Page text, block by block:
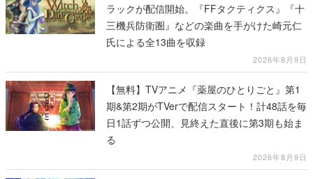
ラックが配信開始。『FFタクティクス』『十
三機兵防衛圏』などの楽曲を手がけた崎元仁
氏による全13曲を収録
2026年8月9日
【無料】TVアニメ『薬屋のひとりごと』第1
期&第2期がTVerで配信スタート！計48話を毎
日1話ずつ公開、見終えた直後に第3期も始ま
る
2026年8月9日